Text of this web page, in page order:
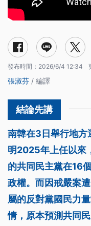
發布時間： 2026/6/4 12:34
張淑芬 / 編譯
南韓在3日舉行地方
明2025年上任以來
的共同民主黨在16
政權。而因戒嚴案
屬的反對黨國民力
情，原本預測共同